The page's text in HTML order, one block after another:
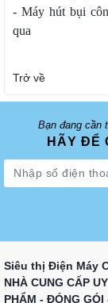
- Máy hút bụi
qua
Trở về
Bạn đang cần
HÃY ĐỂ
Siêu thị Điện Máy
NHÀ CUNG CẤP
PHẨM - ĐÓNG